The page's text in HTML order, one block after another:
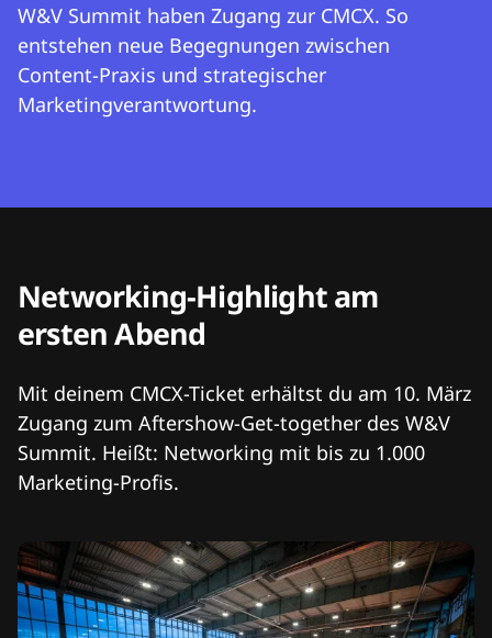
W&V Summit haben Zugang zur CMCX. So
entstehen neue Begegnungen zwischen
Content-Praxis und strategischer
Marketingverantwortung.
Networking-Highlight am
ersten Abend
Mit deinem CMCX-Ticket erhältst du am 10. März
Zugang zum Aftershow-Get-together des W&V
Summit. Heißt: Networking mit bis zu 1.000
Marketing-Profis.